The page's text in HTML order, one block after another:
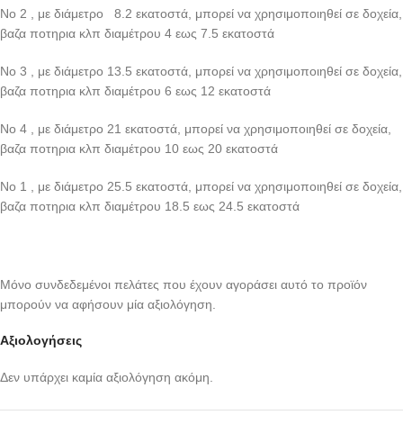
Νο 2 , με διάμετρο 8.2 εκατοστά, μπορεί να χρησιμοποιηθεί σε δοχεία,
βαζα ποτηρια κλπ διαμέτρου 4 εως 7.5 εκατοστά
Νο 3 , με διάμετρο 13.5 εκατοστά, μπορεί να χρησιμοποιηθεί σε δοχεία,
βαζα ποτηρια κλπ διαμέτρου 6 εως 12 εκατοστά
Νο 4 , με διάμετρο 21 εκατοστά, μπορεί να χρησιμοποιηθεί σε δοχεία,
βαζα ποτηρια κλπ διαμέτρου 10 εως 20 εκατοστά
Νο 1 , με διάμετρο 25.5 εκατοστά, μπορεί να χρησιμοποιηθεί σε δοχεία,
βαζα ποτηρια κλπ διαμέτρου 18.5 εως 24.5 εκατοστά
Αξιολογήσεις
Δεν υπάρχει καμία αξιολόγηση ακόμη.
Μόνο συνδεδεμένοι πελάτες που έχουν αγοράσει αυτό το προϊόν
μπορούν να αφήσουν μία αξιολόγηση.